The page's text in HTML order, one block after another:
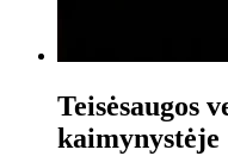
Teisėsaugos
kaimynystėje